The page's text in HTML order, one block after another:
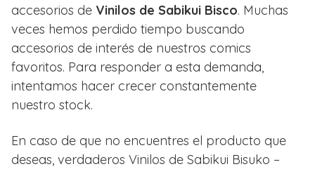
accesorios de Vinilos de Sabikui Bisco. Muchas
veces hemos perdido tiempo buscando
accesorios de interés de nuestros comics
favoritos. Para responder a esta demanda,
intentamos hacer crecer constantemente
nuestro stock.
En caso de que no encuentres el producto que
deseas, verdaderos Vinilos de Sabikui Bisuko –